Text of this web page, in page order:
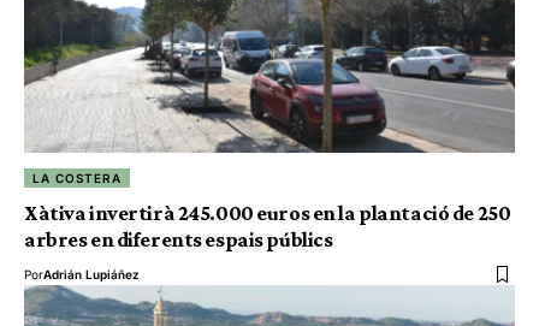
LA COSTERA
Xàtiva invertirà 245.000 euros en la plantació de 250
arbres en diferents espais públics
PorAdrián Lupiáñez